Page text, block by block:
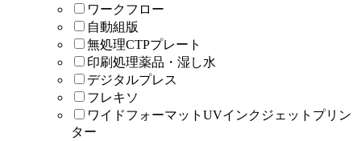
ワークフロー
自動組版
無処理CTPプレート
印刷処理薬品・湿し水
デジタルプレス
フレキソ
ワイドフォーマットUVインクジェットプリン
ター